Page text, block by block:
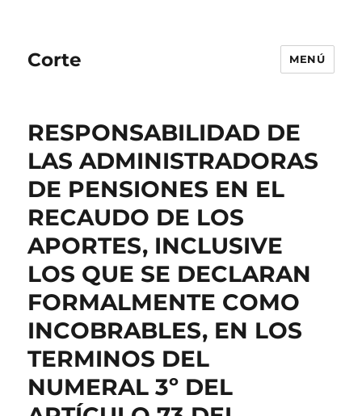
Corte MENÚ
RESPONSABILIDAD DE
LAS ADMINISTRADORAS
DE PENSIONES EN EL
RECAUDO DE LOS
APORTES, INCLUSIVE
LOS QUE SE DECLARAN
FORMALMENTE COMO
INCOBRABLES, EN LOS
TERMINOS DEL
NUMERAL 3º DEL